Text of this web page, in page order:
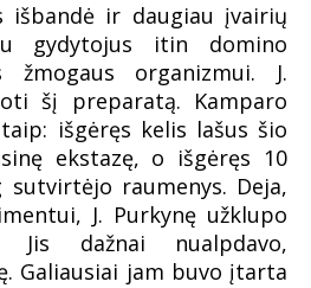
išbandė ir daugiau įvairių
gydytojus itin domino
žmogaus organizmui. J.
šį preparatą. Kamparo
išgėręs kelis lašus šio
ekstazę, o išgėręs 10
raumenys. Deja,
J. Purkynę užklupo
Jis dažnai nualpdavo,
Galiausiai jam buvo įtarta